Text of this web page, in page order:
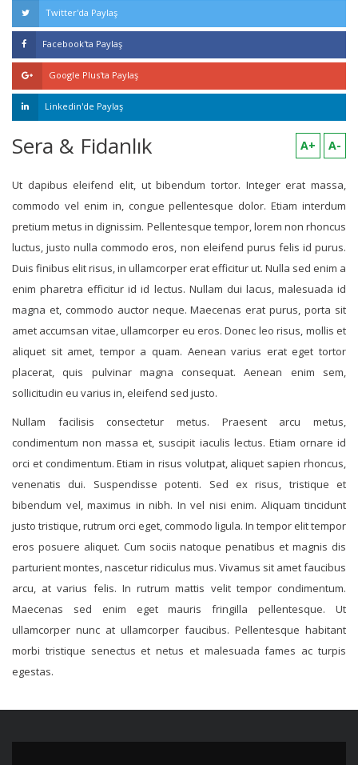
Twitter'da Paylaş
Facebook'ta Paylaş
Google Plus'ta Paylaş
Linkedin'de Paylaş
Sera & Fidanlık A+ A-
Ut dapibus eleifend elit, ut bibendum tortor. Integer erat massa,
commodo vel enim in, congue pellentesque dolor. Etiam interdum
pretium metus in dignissim. Pellentesque tempor, lorem non rhoncus
luctus, justo nulla commodo eros, non eleifend purus felis id purus.
Duis finibus elit risus, in ullamcorper erat efficitur ut. Nulla sed enim a
enim pharetra efficitur id id lectus. Nullam dui lacus, malesuada id
magna et, commodo auctor neque. Maecenas erat purus, porta sit
amet accumsan vitae, ullamcorper eu eros. Donec leo risus, mollis et
aliquet sit amet, tempor a quam. Aenean varius erat eget tortor
placerat, quis pulvinar magna consequat. Aenean enim sem,
sollicitudin eu varius in, eleifend sed justo.
Nullam facilisis consectetur metus. Praesent arcu metus,
condimentum non massa et, suscipit iaculis lectus. Etiam ornare id
orci et condimentum. Etiam in risus volutpat, aliquet sapien rhoncus,
venenatis dui. Suspendisse potenti. Sed ex risus, tristique et
bibendum vel, maximus in nibh. In vel nisi enim. Aliquam tincidunt
justo tristique, rutrum orci eget, commodo ligula. In tempor elit tempor
eros posuere aliquet. Cum sociis natoque penatibus et magnis dis
parturient montes, nascetur ridiculus mus. Vivamus sit amet faucibus
arcu, at varius felis. In rutrum mattis velit tempor condimentum.
Maecenas sed enim eget mauris fringilla pellentesque. Ut
ullamcorper nunc at ullamcorper faucibus. Pellentesque habitant
morbi tristique senectus et netus et malesuada fames ac turpis
egestas.